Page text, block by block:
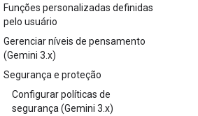
Funções personalizadas definidas
pelo usuário
Gerenciar níveis de pensamento
(Gemini 3.x)
Segurança e proteção
Configurar políticas de
segurança (Gemini 3.x)